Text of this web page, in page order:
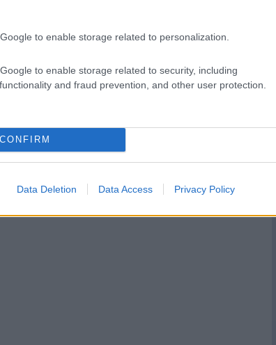
to enable storage related to personalization.
to enable storage related to security, including
and fraud prevention, and other user protection.
CONFIRM
Data Deletion Data Access Privacy Policy
„Nem felejtettem
el vezetni” –
koncentrál
Bizakodnak a
Hondánál, nagy
Zandvoorttól